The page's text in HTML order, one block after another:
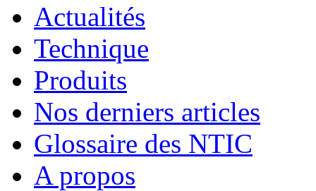
Actualités
Technique
Produits
Nos derniers articles
Glossaire des NTIC
A propos